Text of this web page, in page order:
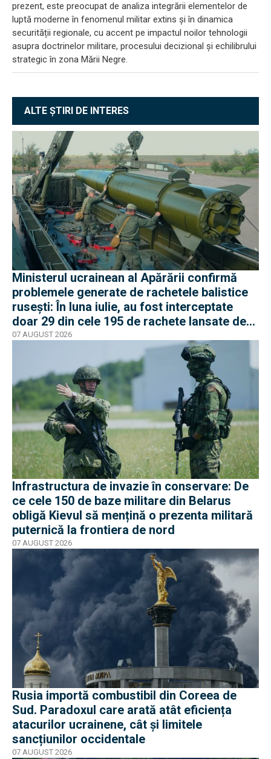
prezent, este preocupat de analiza integrării elementelor de
luptă moderne în fenomenul militar extins și în dinamica
securității regionale, cu accent pe impactul noilor tehnologii
asupra doctrinelor militare, procesului decizional și echilibrului
strategic în zona Mării Negre.
ALTE ȘTIRI DE INTERES
Ministerul ucrainean al Apărării confirmă
problemele generate de rachetele balistice
rusești: În luna iulie, au fost interceptate
doar 29 din cele 195 de rachete lansate de
armata rusă
07 AUGUST 2026
Infrastructura de invazie în conservare: De
ce cele 150 de baze militare din Belarus
obligă Kievul să mențină o prezenta militară
puternică la frontiera de nord
07 AUGUST 2026
Rusia importă combustibil din Coreea de
Sud. Paradoxul care arată atât eficiența
atacurilor ucrainene, cât și limitele
sancțiunilor occidentale
07 AUGUST 2026